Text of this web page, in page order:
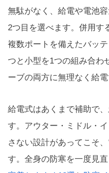
無駄がなく、給電や電池
2つ目を選べます。併用す
複数ポートを備えたバッ
つと小型を1つの組み合わ
ーブの両方に無理なく給電
給電式はあくまで補助で
す。アウター・ミドル・
さない設計があってこそ
す。全身の防寒を一度見